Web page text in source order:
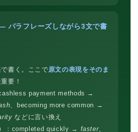
パラフレーズしながら3文で書
書く。ここで原文の表現をそのま
要！
payment methods →
、becoming more common →
などに言い換え
：completed quickly → faster、